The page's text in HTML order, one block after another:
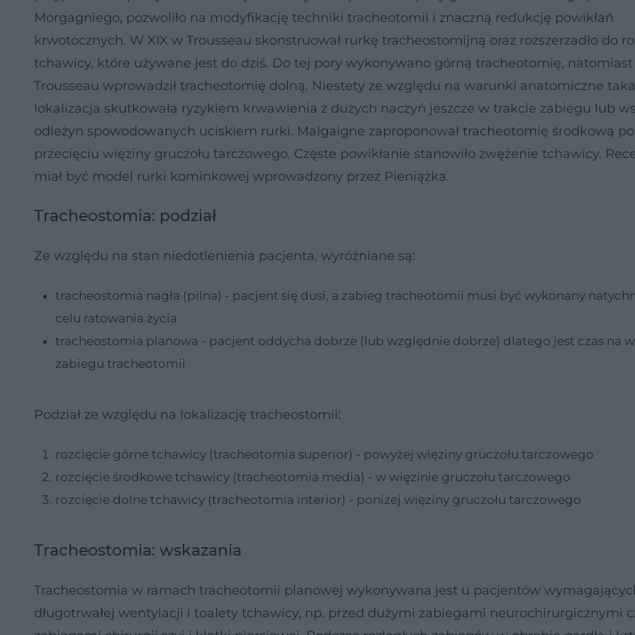
Morgagniego, pozwoliło na modyfikację techniki tracheotomii i znaczną redukcję powikłań
krwotocznych. W XIX w Trousseau skonstruował rurkę tracheostomijną oraz rozszerzadło do
tchawicy, które używane jest do dziś. Do tej pory wykonywano górną tracheotomię, natomiast
Trousseau wprowadził tracheotomię dolną. Niestety ze względu na warunki anatomiczne taka
lokalizacja skutkowała ryzykiem krwawienia z dużych naczyń jeszcze w trakcie zabiegu lub
odleżyn spowodowanych uciskiem rurki. Malgaigne zaproponował tracheotomię środkową po
przecięciu więziny gruczołu tarczowego. Częste powikłanie stanowiło zwężenie tchawicy.
miał być model rurki kominkowej wprowadzony przez Pieniążka.
Tracheostomia: podział
Ze względu na stan niedotlenienia pacjenta, wyróżniane są:
tracheostomia nagła (pilna) - pacjent się dusi, a zabieg tracheotomii musi być wykonany
celu ratowania życia
tracheostomia planowa - pacjent oddycha dobrze (lub względnie dobrze) dlatego jest czas na
zabiegu tracheotomii
Podział ze względu na lokalizację tracheostomii:
rozcięcie górne tchawicy (tracheotomia superior) - powyżej więziny gruczołu tarczowego
rozcięcie środkowe tchawicy (tracheotomia media) - w więzinie gruczołu tarczowego
rozcięcie dolne tchawicy (tracheotomia interior) - poniżej więziny gruczołu tarczowego
Tracheostomia: wskazania
Tracheostomia w ramach tracheotomii planowej wykonywana jest u pacjentów
długotrwałej wentylacji i toalety tchawicy, np. przed dużymi zabiegami neurochirurgicznymi